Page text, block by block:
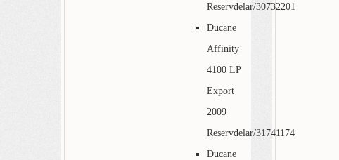
Reservdelar/30732201
Ducane
Affinity
4100 LP
Export
2009
Reservdelar/31741174
Ducane